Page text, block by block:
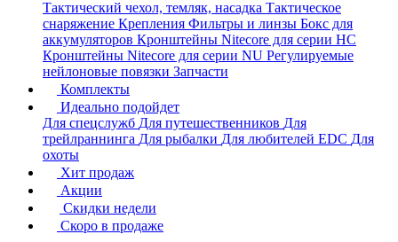
Тактический чехол, темляк, насадка Тактическое
снаряжение Крепления Фильтры и линзы Бокс для
аккумуляторов Кронштейны Nitecore для серии HС
Кронштейны Nitecore для серии NU Регулируемые
нейлоновые повязки Запчасти
Комплекты
Идеально подойдет
Для спецслужб Для путешественников Для
трейлраннинга Для рыбалки Для любителей EDC Для
охоты
Хит продаж
Акции
Скидки недели
Скоро в продаже